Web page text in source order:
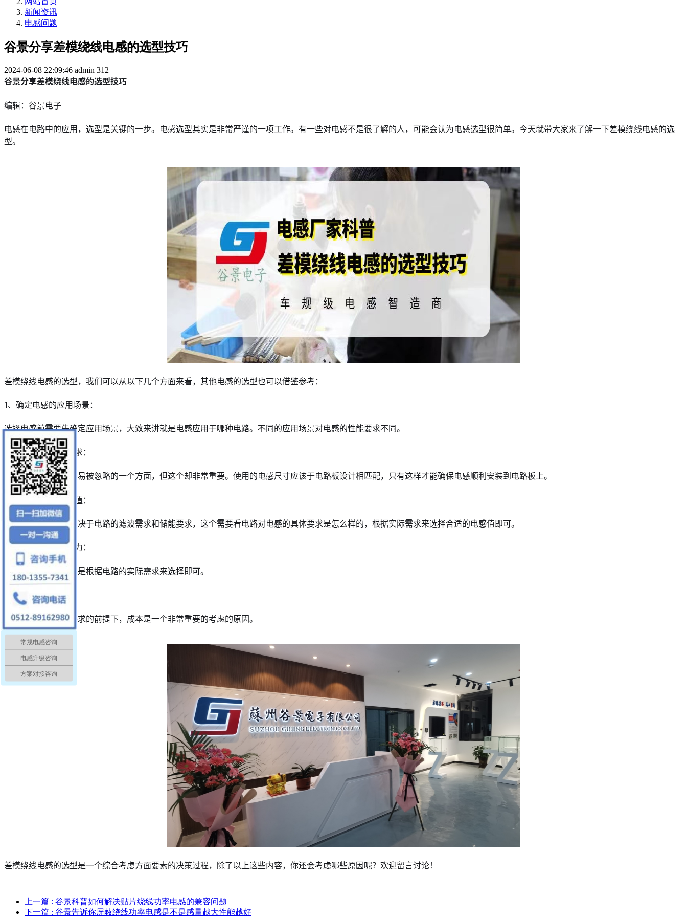
新闻资讯
电感问题
谷景分享差模绕线电感的选型技巧
2024-06-08 22:09:46 admin 312
谷景分享差模绕线电感的选型技巧
编辑：谷景电子
电感在电路中的应用，选型是关键的一步。电感选型其实是非常严谨的一项工作。有一些对电感不是很了解的人，可能会认为电感选型很简单。今天就带大家来了解一下差模绕线电感的选
型。
差模绕线电感的选型，我们可以从以下几个方面来看，其他电感的选型也可以借鉴参考：
1、确定电感的应用场景：
选择电感前需要先确定应用场景，大致来讲就是电感应用于哪种电路。不同的应用场景对电感的性能要求不同。
2、确定封装尺寸要求：
电感的封装尺寸很容易被忽略的一个方面，但这个却非常重要。使用的电感尺寸应该于电路板设计相匹配，只有这样才能确保电感顺利安装到电路板上。
3、选择合适的电感值：
电感值的大小选择取决于电路的滤波需求和储能要求，这个需要看电路对电感的具体要求是怎么样的，根据实际需求来选择合适的电感值即可。
4、考虑电流承载能力：
电流大小的选择同样是根据电路的实际需求来选择即可。
5、考虑成本效益：
在满足各方面技术要求的前提下，成本是一个非常重要的考虑的原因。
差模绕线电感的选型是一个综合考虑方面要素的决策过程，除了以上这些内容，你还会考虑哪些原因呢？欢迎留言讨论！
上一篇 : 谷景科普如何解决贴片绕线功率电感的兼容问题
下一篇 : 谷景告诉你屏蔽绕线功率电感是不是感量越大性能越好
常规电感咨询
电感升级咨询
方案对接咨询